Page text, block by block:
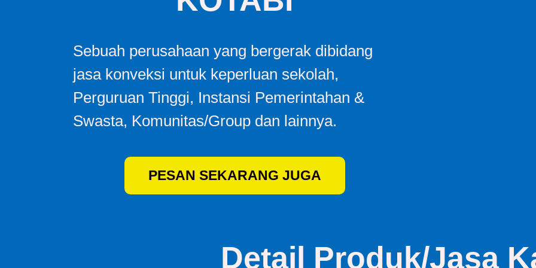
Sebuah perusahaan yang bergerak dibidang
jasa konveksi untuk keperluan sekolah,
Perguruan Tinggi, Instansi Pemerintahan &
Swasta, Komunitas/Group dan lainnya.
PESAN SEKARANG JUGA
Detail Produk/Jasa